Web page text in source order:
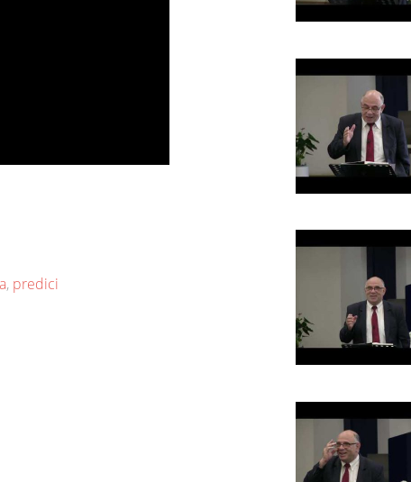
, predici